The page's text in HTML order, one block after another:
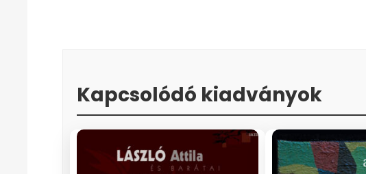
Kapcsolódó kiadványok